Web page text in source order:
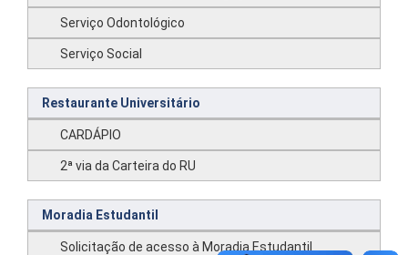
Serviço Odontológico
Serviço Social
Restaurante Universitário
CARDÁPIO
2ª via da Carteira do RU
Moradia Estudantil
Solicitação de acesso à Moradia Estudantil